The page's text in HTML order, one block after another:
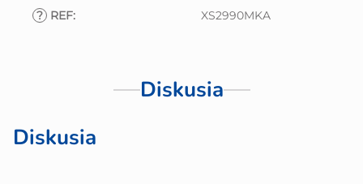
? REF: XS2990MKA
Diskusia
Diskusia